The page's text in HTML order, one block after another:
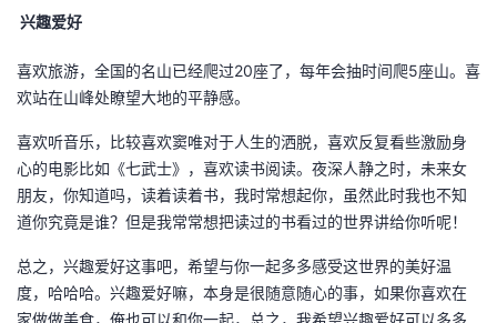
兴趣爱好
喜欢旅游，全国的名山已经爬过20座了，每年会抽时间爬5座山。喜
欢站在山峰处瞭望大地的平静感。
喜欢听音乐，比较喜欢窦唯对于人生的洒脱，喜欢反复看些激励身
心的电影比如《七武士》，喜欢读书阅读。夜深人静之时，未来女
朋友，你知道吗，读着读着书，我时常想起你，虽然此时我也不知
道你究竟是谁？但是我常常想把读过的书看过的世界讲给你听呢！
总之，兴趣爱好这事吧，希望与你一起多多感受这世界的美好温
度，哈哈哈。兴趣爱好嘛，本身是很随意随心的事，如果你喜欢在